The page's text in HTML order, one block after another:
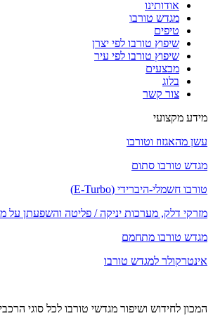
אודותינו
מגדש טורבו
טיפים
שיפוץ טורבו לפי יצרן
שיפוץ טורבו לפי עיר
מבצעים
בלוג
צור קשר
מידע מקצועי
עשן מהאגזוז וטורבו
מגדש טורבו סתום
טורבו חשמלי-היברידי (E-Turbo)
מזרקי דלק, מערכות יניקה / פליטה והשפעתן על
מגדש טורבו מתחמם
אינטרקולר למגדש טורבו
המכון לחידוש ושיפור מגדשי טורבו לכל סוגי